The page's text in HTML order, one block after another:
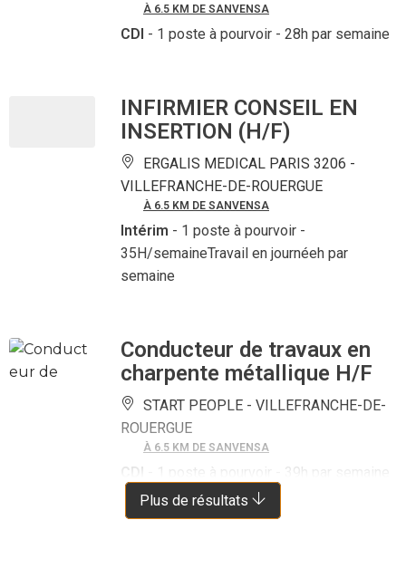
À 6.5 KM DE SANVENSA
CDI - 1 poste à pourvoir - 28h par semaine
INFIRMIER CONSEIL EN
INSERTION (H/F)
ERGALIS MEDICAL PARIS 3206 -
VILLEFRANCHE-DE-ROUERGUE
À 6.5 KM DE SANVENSA
Intérim - 1 poste à pourvoir -
35H/semaineTravail en journéeh par
semaine
Conducteur de travaux en
charpente métallique H/F
START PEOPLE - VILLEFRANCHE-DE-
ROUERGUE
À 6.5 KM DE SANVENSA
CDI - 1 poste à pourvoir
- 39h par semaine
Plus de résultats